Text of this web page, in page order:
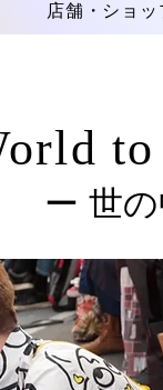
店舗・ショッ
ー 世